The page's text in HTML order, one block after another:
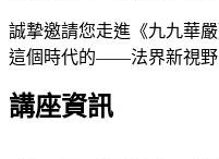
誠摯邀請您走進《九九華
這個時代的——法界新視野
講座資訊